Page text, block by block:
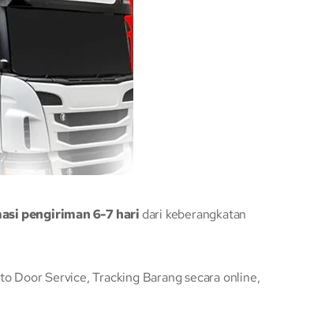
pengiriman 6-7 hari dari keberangkatan
Door Service, Tracking Barang secara online,